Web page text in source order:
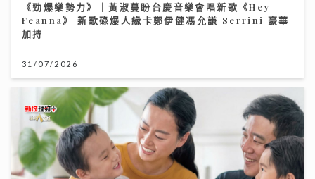
《勁爆樂勢力》｜黃淑蔓盼台慶音樂會唱新歌《Hey
Feanna》 新歌碌爆人緣卡鄭伊健馮允謙 Serrini 豪華
加持
31/07/2026